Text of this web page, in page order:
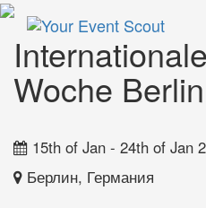
Woche
15th of Jan - 24th of Jan
Берлин, Германия